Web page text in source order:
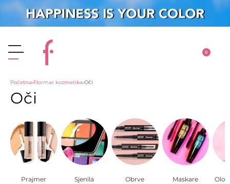
0
Početna›Flormar kozmetika›Oči
Oči
Prajmer Sjenila Obrve Maskare